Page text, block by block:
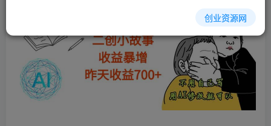
创业资源网